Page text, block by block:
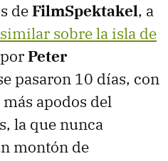
deFilmSpektakel, a
sobre la isla de
Peter
pasaron 10 días, con
apodos del
la que nunca
montón de